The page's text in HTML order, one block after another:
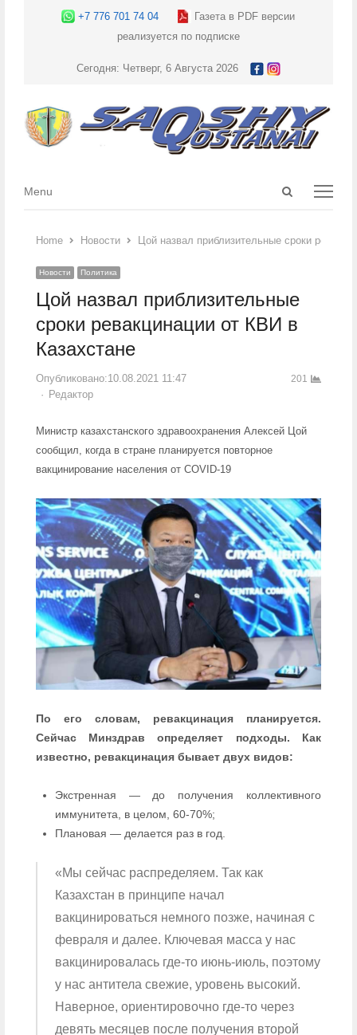
+7 776 701 74 04
Газета в PDF версии
реализуется по подписке
Сегодня: Четверг, 6 Августа 2026
Open
Menu
Menu
Home Новости Цой назвал приблизительные сроки
Новости Политика
Цой назвал приблизительные
сроки ревакцинации от КВИ в
Казахстане
Опубликовано:10.08.2021 11:47
Author
Редактор
201
Министр казахстанского здравоохранения Алексей Цой
сообщил, когда в стране планируется повторное
вакцинирование населения от COVID-19
По его словам, ревакцинация планируется.
Сейчас Минздрав определяет подходы. Как
известно, ревакцинация бывает двух видов:
Экстренная — до получения коллективного
иммунитета, в целом, 60-70%;
Плановая — делается раз в год.
«Мы сейчас распределяем. Так как
Казахстан в принципе начал
вакцинироваться немного позже, начиная с
февраля и далее. Ключевая масса у нас
вакцинировалась где-то июнь-июль, поэтому
у нас антитела свежие, уровень высокий.
Наверное, ориентировочно где-то через
девять месяцев после получения второй